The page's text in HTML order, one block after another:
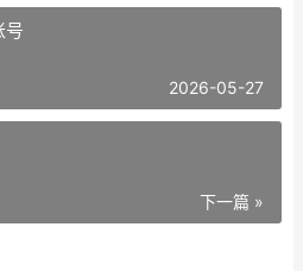
号
2026-05-27
下一篇 »